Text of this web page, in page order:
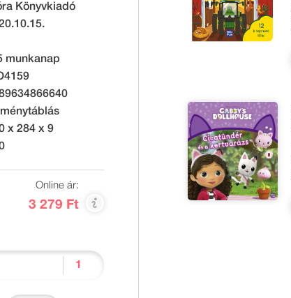
Könyvkiadó
munkanap
x 284 x 9
Online ár:
3 279 Ft